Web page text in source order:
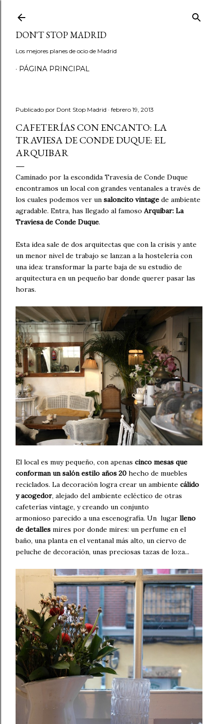
DON'T STOP MADRID
Los mejores planes de ocio de Madrid
PÁGINA PRINCIPAL
Publicado por Dont Stop Madrid febrero 19, 2013
CAFETERÍAS CON ENCANTO: LA
TRAVIESA DE CONDE DUQUE: EL
ARQUIBAR
Caminado por la escondida Travesía de Conde Duque
encontramos un local con grandes ventanales a través de
los cuales podemos ver un saloncito vintage de ambiente
agradable. Entra, has llegado al famoso Arquibar: La
Traviesa de Conde Duque.
Esta idea sale de dos arquitectas que con la crisis y ante
un menor nivel de trabajo se lanzan a la hostelería con
una idea: transformar la parte baja de su estudio de
arquitectura en un pequeño bar donde querer pasar las
horas.
El local es muy pequeño, con apenas cinco mesas que
conforman un salón estilo años 20 hecho de muebles
reciclados. La decoración logra crear un ambiente cálido
y acogedor, alejado del ambiente ecléctico de otras
cafeterías vintage, y creando un conjunto
armonioso parecido a una escenografía. Un lugar lleno
de detalles mires por donde mires: un perfume en el
baño, una planta en el ventanal más alto, un ciervo de
peluche de decoración, unas preciosas tazas de loza...